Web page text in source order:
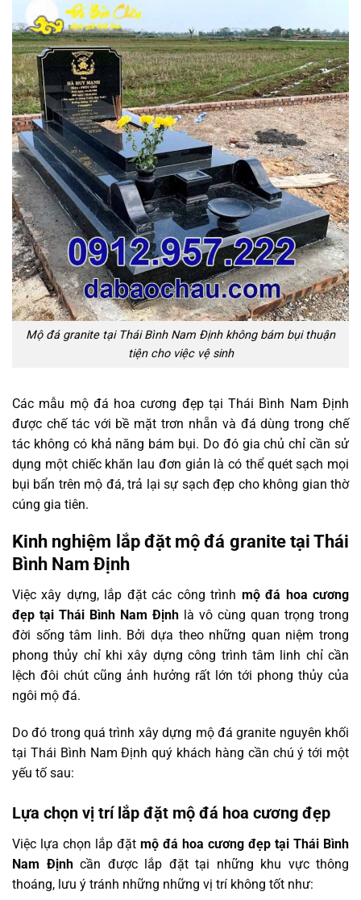
Mộ đá granite tại Thái Bình Nam Định không bám bụi thuận
tiện cho việc vệ sinh
Các mẫu mộ đá hoa cương đẹp tại Thái Bình Nam Định
được chế tác với bề mặt trơn nhẵn và đá dùng trong chế
tác không có khả năng bám bụi. Do đó gia chủ chỉ cần sử
dụng một chiếc khăn lau đơn giản là có thể quét sạch mọi
bụi bẩn trên mộ đá, trả lại sự sạch đẹp cho không gian thờ
cúng gia tiên.
Kinh nghiệm lắp đặt mộ đá granite tại Thái
Bình Nam Định
Việc xây dựng, lắp đặt các công trình mộ đá hoa cương
đẹp tại Thái Bình Nam Định là vô cùng quan trọng trong
đời sống tâm linh. Bởi dựa theo những quan niệm trong
phong thủy chỉ khi xây dựng công trình tâm linh chỉ cần
lệch đôi chút cũng ảnh hưởng rất lớn tới phong thủy của
ngôi mộ đá.
Do đó trong quá trình xây dựng mộ đá granite nguyên khối
tại Thái Bình Nam Định quý khách hàng cần chú ý tới một
yếu tố sau:
Lựa chọn vị trí lắp đặt mộ đá hoa cương đẹp
Việc lựa chọn lắp đặt mộ đá hoa cương đẹp tại Thái Bình
Nam Địnhcần được lắp đặt tại những khu vực thông
thoáng, lưu ý tránh những những vị trí không tốt như: